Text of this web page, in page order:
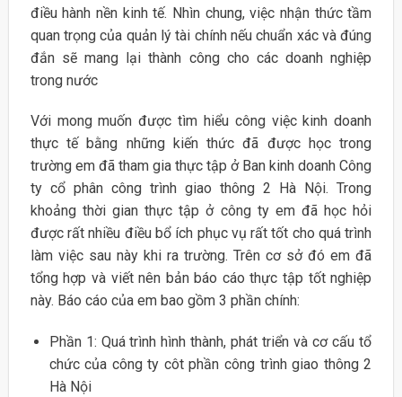
điều hành nền kinh tế. Nhìn chung, việc nhận thức tầm
quan trọng của quản lý tài chính nếu chuẩn xác và đúng
đắn sẽ mang lại thành công cho các doanh nghiệp
trong nước
Với mong muốn được tìm hiểu công việc kinh doanh
thực tế bằng những kiến thức đã được học trong
trường em đã tham gia thực tập ở Ban kinh doanh Công
ty cổ phân công trình giao thông 2 Hà Nội. Trong
khoảng thời gian thực tập ở công ty em đã học hỏi
được rất nhiều điều bổ ích phục vụ rất tốt cho quá trình
làm việc sau này khi ra trường. Trên cơ sở đó em đã
tổng hợp và viết nên bản báo cáo thực tập tốt nghiệp
này. Báo cáo của em bao gồm 3 phần chính:
Phần 1: Quá trình hình thành, phát triển và cơ cấu tổ
chức của công ty côt phần công trình giao thông 2
Hà Nội